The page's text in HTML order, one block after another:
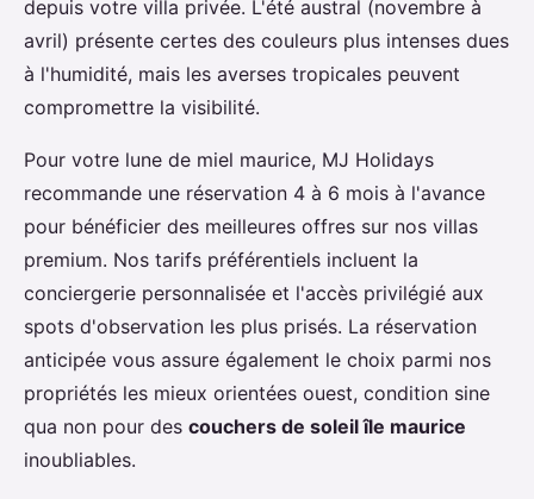
depuis votre villa privée. L'été austral (novembre à
avril) présente certes des couleurs plus intenses dues
à l'humidité, mais les averses tropicales peuvent
compromettre la visibilité.
Pour votre lune de miel maurice, MJ Holidays
recommande une réservation 4 à 6 mois à l'avance
pour bénéficier des meilleures offres sur nos villas
premium. Nos tarifs préférentiels incluent la
conciergerie personnalisée et l'accès privilégié aux
spots d'observation les plus prisés. La réservation
anticipée vous assure également le choix parmi nos
propriétés les mieux orientées ouest, condition sine
qua non pour des couchers de soleil île maurice
inoubliables.